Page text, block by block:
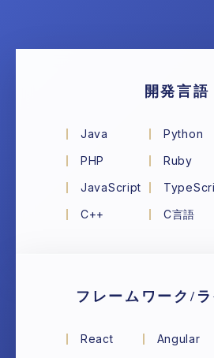
開発言語
Java Python
PHP
Ruby
JavaScript
C++
C言語
フレームワーク/ラ
React Angular